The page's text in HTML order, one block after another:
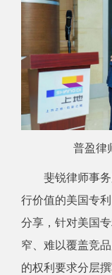
普盈律师
斐锐律师事务
行价值的美国专
分享，针对美国
窄、难以覆盖竞
的权利要求分层